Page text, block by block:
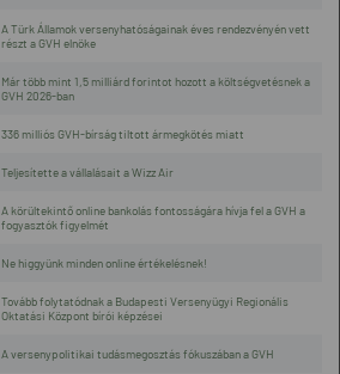
A Türk Államok versenyhatóságainak éves rendezvényén vett
részt a GVH elnöke
Már több mint 1,5 milliárd forintot hozott a költségvetésnek a
GVH 2026-ban
336 milliós GVH-bírság tiltott ármegkötés miatt
Teljesítette a vállalásait a Wizz Air
A körültekintő online bankolás fontosságára hívja fel a GVH a
fogyasztók figyelmét
Ne higgyünk minden online értékelésnek!
Tovább folytatódnak a Budapesti Versenyügyi Regionális
Oktatási Központ bírói képzései
A versenypolitikai tudásmegosztás fókuszában a GVH